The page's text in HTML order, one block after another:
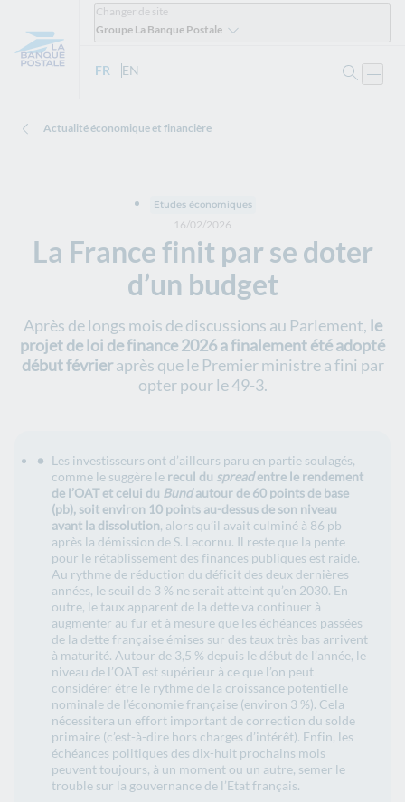
Changer de site
Groupe La Banque Postale
FR - Version française
EN
Actualité économique et financière
La France finit par se doter
d’un budget
16/02/2026
Etudes économiques
Après de longs mois de discussions au Parlement, le
projet de loi de finance 2026 a finalement été adopté
début févrieraprès que le Premier ministre a fini par
opter pour le 49-3.
Les investisseurs ont d’ailleurs paru en partie soulagés,
comme le suggère le recul du spreadentre le rendement
de l’OAT et celui du Bundautour de 60 points de base
(pb), soit environ 10 points au-dessus de son niveau
avant la dissolution, alors qu’il avait culminé à 86 pb
après la démission de S. Lecornu. Il reste que la pente
pour le rétablissement des finances publiques est raide.
Au rythme de réduction du déficit des deux dernières
années, le seuil de 3 % ne serait atteint qu’en 2030. En
outre, le taux apparent de la dette va continuer à
augmenter au fur et à mesure que les échéances passées
de la dette française émises sur des taux très bas arrivent
à maturité. Autour de 3,5 % depuis le début de l’année, le
niveau de l’OAT est supérieur à ce que l’on peut
considérer être le rythme de la croissance potentielle
nominale de l’économie française (environ 3 %). Cela
nécessitera un effort important de correction du solde
primaire (c’est-à-dire hors charges d’intérêt). Enfin, les
échéances politiques des dix-huit prochains mois
peuvent toujours, à un moment ou un autre, semer le
trouble sur la gouvernance de l’Etat français.